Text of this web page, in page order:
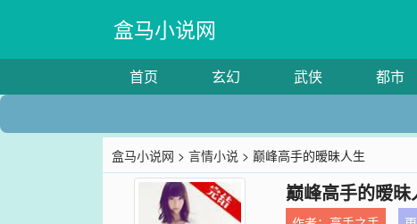
盒马小说网
首页 玄幻 武侠 都市
盒马小说网 >言情小说 > 巅峰高手的暧昧人生
巅峰高手的暧昧